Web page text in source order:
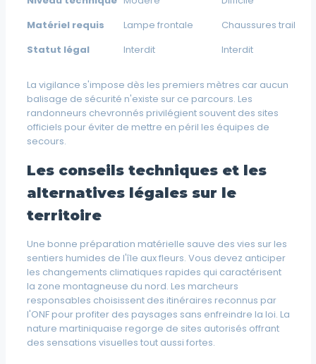
Matériel requis
Lampe frontale
Chaussures trail
Statut légal
Interdit Interdit
La vigilance s'impose dès les premiers mètres car aucun
balisage de sécurité n'existe sur ce parcours. Les
randonneurs chevronnés privilégient souvent des sites
officiels pour éviter de mettre en péril les équipes de
secours.
Les conseils techniques et les
alternatives légales sur le
territoire
Une bonne préparation matérielle sauve des vies sur les
sentiers humides de l'île aux fleurs. Vous devez anticiper
les changements climatiques rapides qui caractérisent
la zone montagneuse du nord. Les marcheurs
responsables choisissent des itinéraires reconnus par
l'ONF pour profiter des paysages sans enfreindre la loi. La
nature martiniquaise regorge de sites autorisés offrant
des sensations visuelles tout aussi fortes.